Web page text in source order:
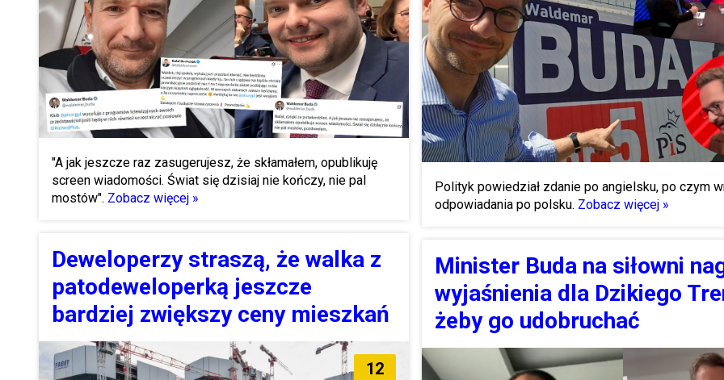
"A jak jeszcze raz zasugerujesz, że skłamałem, opublikuję
screen wiadomości. Świat się dzisiaj nie kończy, nie pal
mostów". Zobacz więcej »
Deweloperzy straszą, że walka z
patodeweloperką jeszcze
bardziej zwiększy ceny mieszkań
12
Polityk powiedział zdanie po angielsku, po czym
odpowiadania po polsku. Zobacz więcej »
Minister Buda na siłowni
wyjaśnienia dla Dzikiego
żeby go udobruchać